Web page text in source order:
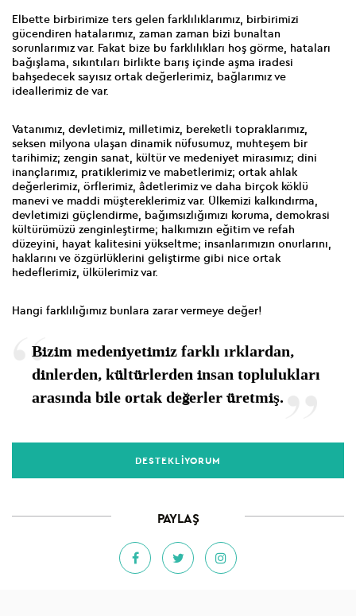
Elbette birbirimize ters gelen farklılıklarımız, birbirimizi
gücendiren hatalarımız, zaman zaman bizi bunaltan
sorunlarımız var. Fakat bize bu farklılıkları hoş görme, hataları
bağışlama, sıkıntıları birlikte barış içinde aşma iradesi
bahşedecek sayısız ortak değerlerimiz, bağlarımız ve
ideallerimiz de var.
Vatanımız, devletimiz, milletimiz, bereketli topraklarımız,
seksen milyona ulaşan dinamik nüfusumuz, muhteşem bir
tarihimiz; zengin sanat, kültür ve medeniyet mirasımız; dini
inançlarımız, pratiklerimiz ve mabetlerimiz; ortak ahlak
değerlerimiz, örflerimiz, âdetlerimiz ve daha birçok köklü
manevi ve maddi müştereklerimiz var. Ülkemizi kalkındırma,
devletimizi güçlendirme, bağımsızlığımızı koruma, demokrasi
kültürümüzü zenginleştirme; halkımızın eğitim ve refah
düzeyini, hayat kalitesini yükseltme; insanlarımızın onurlarını,
haklarını ve özgürlüklerini geliştirme gibi nice ortak
hedeflerimiz, ülkülerimiz var.
Hangi farklılığımız bunlara zarar vermeye değer!
Bizim medeniyetimiz farklı ırklardan,
dinlerden, kültürlerden insan toplulukları
arasında bile ortak değerler üretmiş.
DESTEKLİYORUM
PAYLAŞ